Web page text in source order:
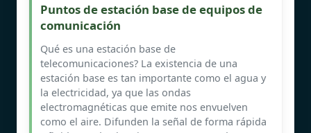
Puntos de estación base de equipos de
comunicación
Qué es una estación base de
telecomunicaciones? La existencia de una
estación base es tan importante como el agua y
la electricidad, ya que las ondas
electromagnéticas que emite nos envuelven
como el aire. Difunden la señal de forma rápida